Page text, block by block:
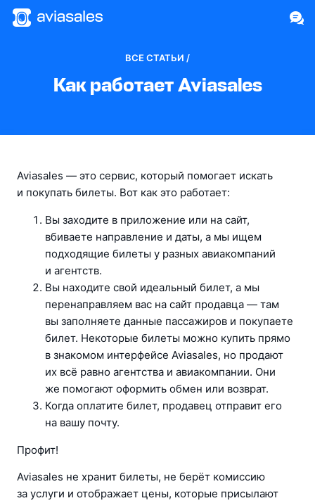
ВСЕ СТАТЬИ /
Как работает Aviasales
Aviasales — это сервис, который помогает искать
и покупать билеты. Вот как это работает:
Вы заходите в приложение или на сайт,
вбиваете направление и даты, а мы ищем
подходящие билеты у разных авиакомпаний
и агентств.
Вы находите свой идеальный билет, а мы
перенаправляем вас на сайт продавца — там
вы заполняете данные пассажиров и покупаете
билет. Некоторые билеты можно купить прямо
в знакомом интерфейсе Aviasales, но продают
их всё равно агентства и авиакомпании. Они
же помогают оформить обмен или возврат.
Когда оплатите билет, продавец отправит его
на вашу почту.
Профит!
Aviasales не хранит билеты, не берёт комиссию
за услуги и отображает цены, которые присылают